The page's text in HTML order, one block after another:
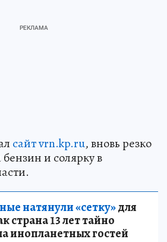
сайт vrn.kp.ru, вновь резко
и солярку в
натянули «сетку»для
страна 13 лет тайно
инопланетных гостей